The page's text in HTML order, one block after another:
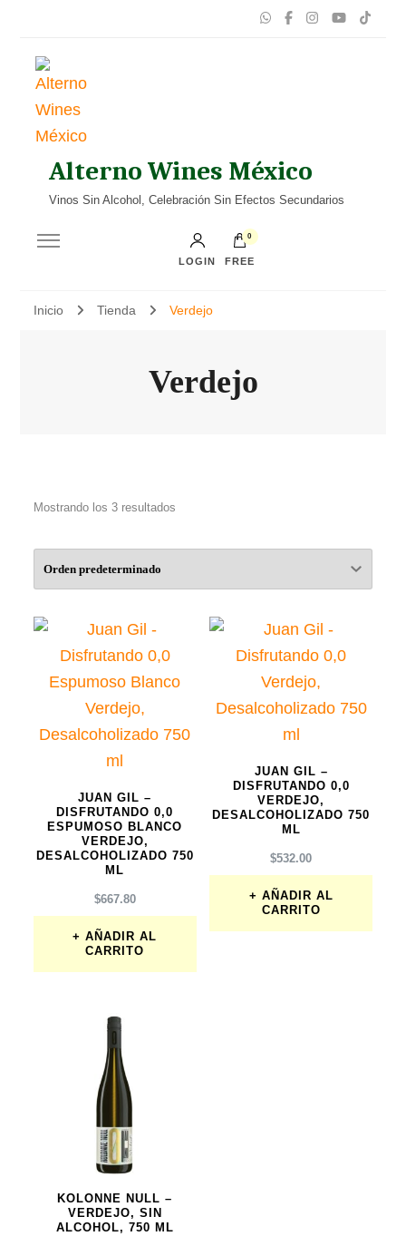
Alterno Wines México
Vinos Sin Alcohol, Celebración Sin Efectos Secundarios
LOGIN
0
FREE
Inicio Tienda Verdejo
Verdejo
Mostrando los 3 resultados
JUAN GIL –
DISFRUTANDO 0,0
ESPUMOSO BLANCO
VERDEJO,
DESALCOHOLIZADO 750
ML
$667.80
AÑADIR AL
CARRITO
JUAN GIL –
DISFRUTANDO 0,0
VERDEJO,
DESALCOHOLIZADO 750
ML
$532.00
AÑADIR AL
CARRITO
KOLONNE NULL –
VERDEJO, SIN
ALCOHOL, 750 ML